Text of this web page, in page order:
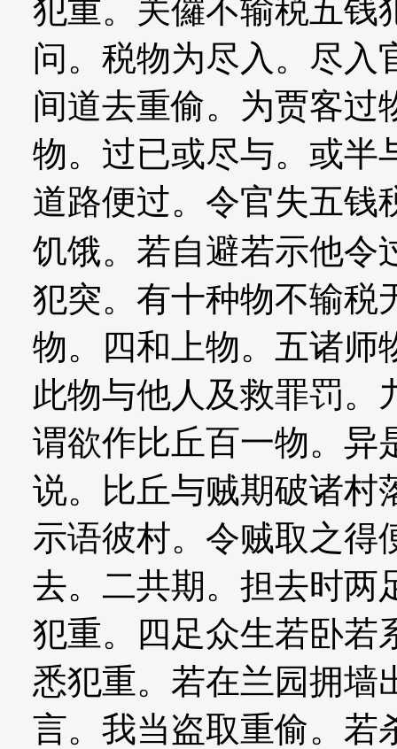
犯重。关儸不输税五钱
问。税物为尽入。尽入
间道去重偷。为贾客过
物。过已或尽与。或半
道路便过。令官失五钱
饥饿。若自避若示他令
犯突。有十种物不输税
物。四和上物。五诸师
此物与他人及救罪罚。
谓欲作比丘百一物。异
说。比丘与贼期破诸村
示语彼村。令贼取之得
去。二共期。担去时两
犯重。四足众生若卧若
悉犯重。若在兰园拥墙
言。我当盗取重偷。若